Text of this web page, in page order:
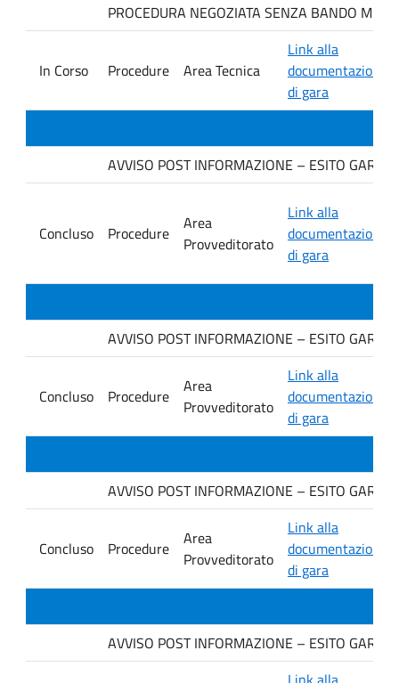
PROCEDURA NEGOZIATA SENZA BANDO
In Corso Procedure Area Tecnica
Link alla
documentazione
di gara
AVVISO POST INFORMAZIONE – ESITO GARA
Concluso Procedure
Area
Provveditorato
Link alla
documentazione
di gara
AVVISO POST INFORMAZIONE – ESITO GARA
Concluso Procedure
Area
Provveditorato
Link alla
documentazione
di gara
AVVISO POST INFORMAZIONE – ESITO GARA
Concluso Procedure
Area
Provveditorato
Link alla
documentazione
di gara
AVVISO POST INFORMAZIONE – ESITO GARA